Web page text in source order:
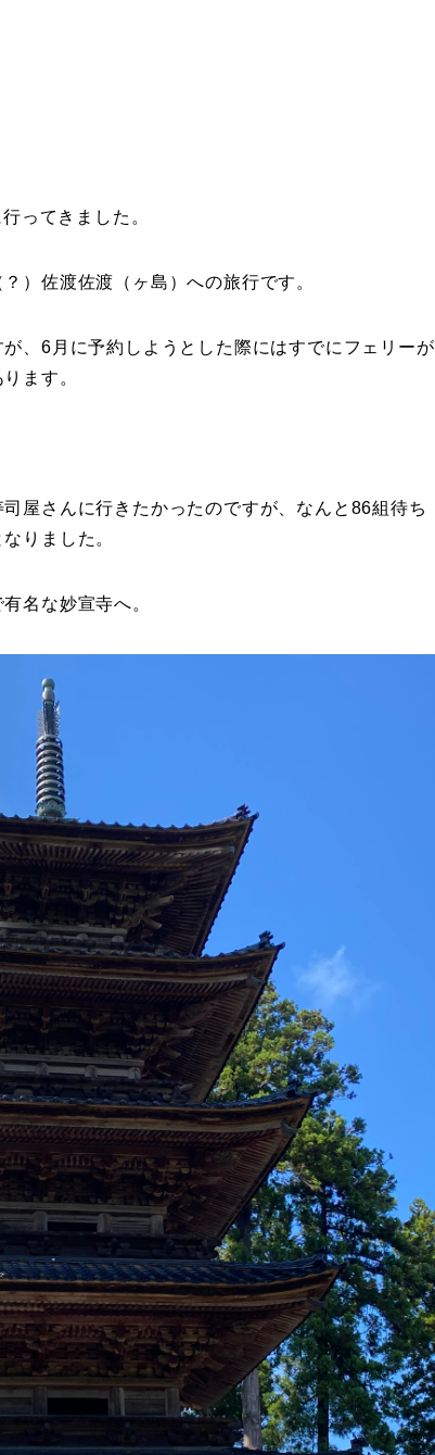
ってきました。
）佐渡佐渡（ヶ島）への旅行です。
、6月に予約しようとした際にはすでにフェリーが
ます。
屋さんに行きたかったのですが、なんと86組待ち
りました。
名な妙宣寺へ。